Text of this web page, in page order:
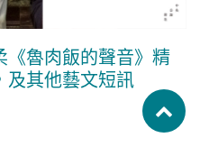
《魯肉飯的聲音》精
及其他藝文短訊